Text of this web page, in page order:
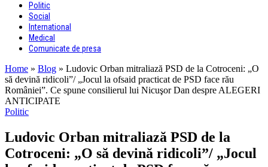
Politic
Social
International
Medical
Comunicate de presa
Home » Blog » Ludovic Orban mitraliază PSD de la Cotroceni: „O
să devină ridicoli”/ „Jocul la ofsaid practicat de PSD face rău
României”. Ce spune consilierul lui Nicuşor Dan despre ALEGERI
ANTICIPATE
Politic
Ludovic Orban mitraliază PSD de la
Cotroceni: „O să devină ridicoli”/ „Jocul